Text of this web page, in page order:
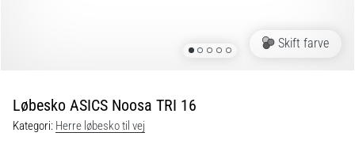
ramme
enhver
løber
Skift farve
Løbesko ASICS Noosa TRI 16
Kategori: Herre løbesko til vej